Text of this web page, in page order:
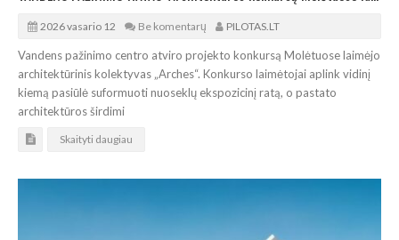
2026 vasario 12 Be komentarų PILOTAS.LT
Vandens pažinimo centro atviro projekto konkursą Molėtuose laimėjo
architektūrinis kolektyvas „Arches“. Konkurso laimėtojai aplink vidinį
kiemą pasiūlė suformuoti nuoseklų ekspozicinį ratą, o pastato
architektūros širdimi
Skaityti daugiau